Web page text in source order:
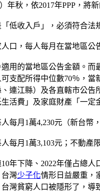
年秋，依2017年PPP，
低收入戶」，必須符合法
口，每人每月在當地區公
適用的當地區公告金額。
支配所得中位數70％，
連江縣）及各直轄市公
活費」及家庭財產「一定
每月1萬4,230元（新台幣
每月1萬3,103元；不動產
年下降、2022年僅占總
灣少子化情形日益嚴重，
灣貧窮人口被隱形了，